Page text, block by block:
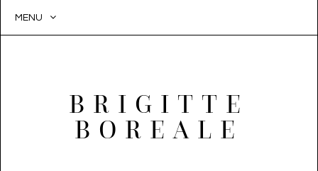
MENU
BRIGITTE
BOREALE